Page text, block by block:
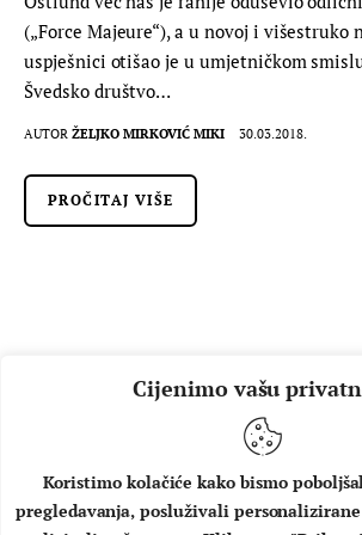
Cijenimo vašu
Koristimo kolačiće kako bismo
pregledavanja, posluživali
(„Force Majeure“), a u novoj i višestruko
uspješnici otišao je u umjetničkom
Švedsko društvo…
AUTOR ŽELJKO MIRKOVIĆ MIKI 30.03.2018.
PROČITAJ VIŠE
O NAMA IMPRESSUM